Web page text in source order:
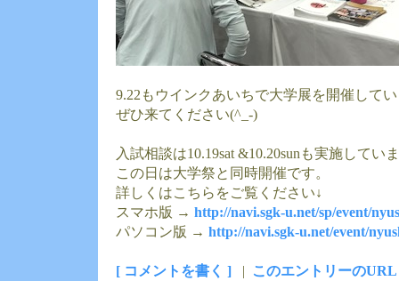
9.22もウインクあいちで大学展を開催して
ぜひ来てください(^_-)
入試相談は10.19sat &10.20sunも実施してい
この日は大学祭と同時開催です。
詳しくはこちらをご覧ください↓
スマホ版 → http://navi.sgk-u.net/sp/event/
パソコン版 → http://navi.sgk-u.net/event/
[ コメントを書く ] | このエントリーのURL